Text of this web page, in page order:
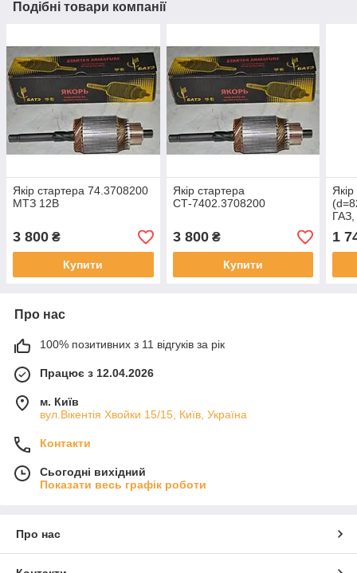
Подібні товари компанії
Якір стартера 74.3708200
МТЗ 12В
3 800 ₴
Купити
Якір стартера
СТ-7402.3708200
3 800₴
Купити
1
Про нас
100% позитивних з 11 відгуків за рік
Працює з 12.04.2026
м. Київ
вул.Вікентія Хвойки 15/15, Київ, Україна
Контакти
Сьогодні вихідний
Показати весь графік роботи
Про нас